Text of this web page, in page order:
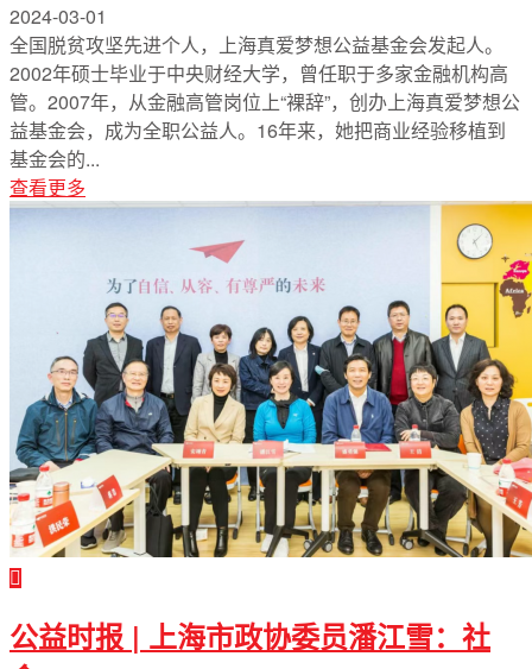
2024-03-01
全国脱贫攻坚先进个人，上海真爱梦想公益基金会发起人。
2002年硕士毕业于中央财经大学，曾任职于多家金融机构高
管。2007年，从金融高管岗位上“裸辞”，创办上海真爱梦想公
益基金会，成为全职公益人。16年来，她把商业经验移植到
基金会的...
查看更多
公益时报 | 上海市政协委员潘江雪：社